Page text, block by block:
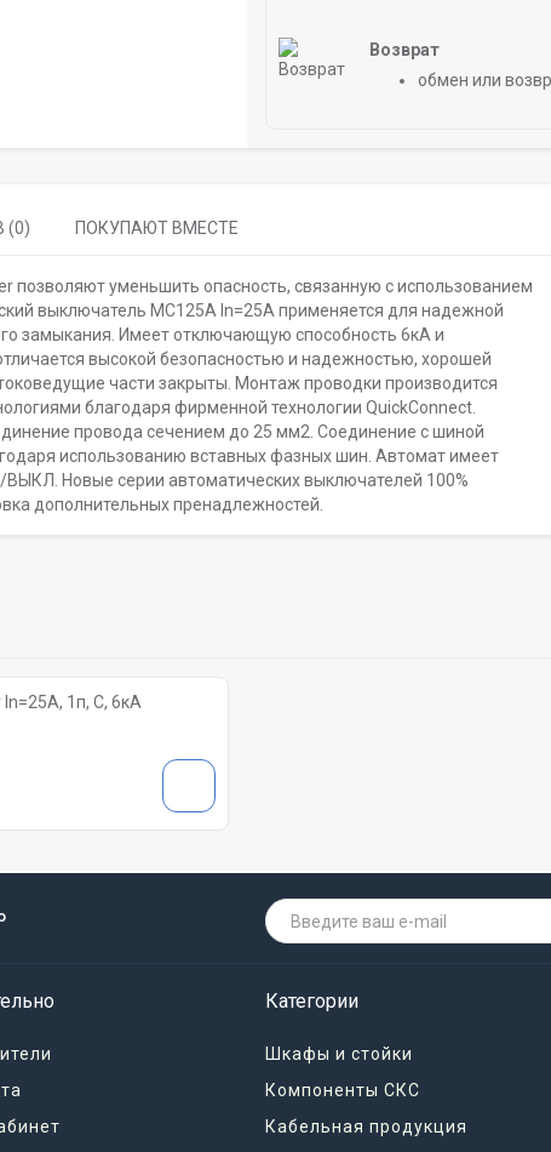
Возврат
обмен или
(0) ПОКУПАЮТ ВМЕСТЕ
позволяют уменьшить опасность, связанную с использованием
выключатель MC125A In=25A применяется для надежной
замыкания. Имеет отключающую способность 6кА и
высокой безопасностью и надежностью, хорошей
части закрыты. Монтаж проводки производится
благодаря фирменной технологии QuickConnect.
провода сечением до 25 мм2. Соединение с шиной
использованию вставных фазных шин. Автомат имеет
Новые серии автоматических выключателей 100%
дополнительных пренадлежностей.
1п, C, 6кА
Категории
Шкафы и стойки
Компоненты СКС
Кабельная продукция